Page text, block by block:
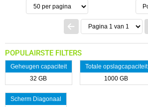
POPULAIRSTE FILTERS
Geheugen capaciteit
32 GB
Totale opslagcapaciteit
1000 GB
Scherm Diagonaal